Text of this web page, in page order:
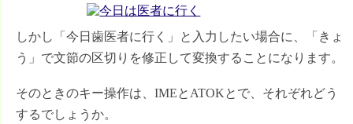
しかし「今日歯医者に行く」と入力したい場合に、「きょ
う」で文節の区切りを修正して変換することになります。
そのときのキー操作は、IMEとATOKとで、それぞれどう
するでしょうか。